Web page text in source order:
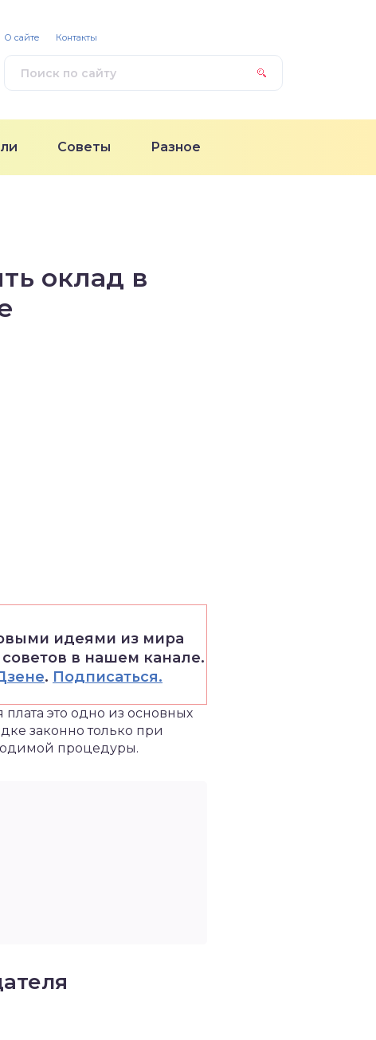
Советы Разное
О сайте Контакты
оклад в
идеями из мира
в нашем канале.
. Подписаться.
плата это одно из основных
законно только при
процедуры.